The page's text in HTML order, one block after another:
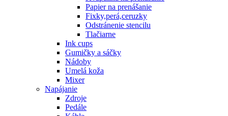
Papier na prenášanie
Fixky,perá,ceruzky
Odstránenie stencilu
Tlačiarne
Ink cups
Gumičky a sáčky
Nádoby
Umelá koža
Mixer
Napájanie
Zdroje
Pedále